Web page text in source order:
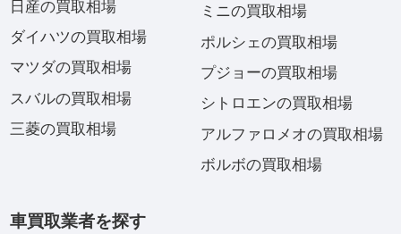
日産の買取相場
ダイハツの買取相場
マツダの買取相場
スバルの買取相場
三菱の買取相場
ミニの買取相場
ポルシェの買取相場
プジョーの買取相場
シトロエンの買取相場
アルファロメオの買取相場
ボルボの買取相場
車買取業者を探す